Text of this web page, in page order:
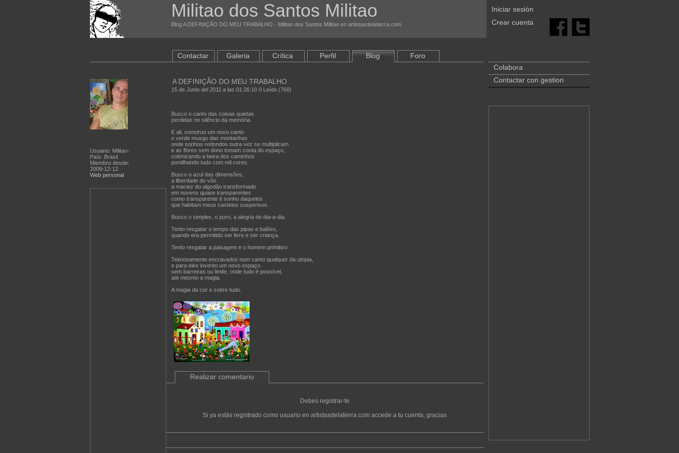
Militao dos Santos Militao
Blog A DEFINIÇÃO DO MEU TRABALHO - Militao dos Santos Militao en artistasdelatierra.com
Iniciar sesión
Crear cuenta
Usuario: Militao-
País: Brasil
Miembro desde:
2009-12-12
Web personal
Contactar Galeria Crítica Perfil Blog Foro
A DEFINIÇÃO DO MEU TRABALHO
15 de Junio del 2011 a las 01:26:10 0 Leído (768)
Busco o canto das coisas quietas
perdidas no silêncio da memória.
E ali, construo um novo canto
o verde musgo das montanhas
onde sonhos redondos outra vez se multiplicam
e as flores sem dono tomam conta do espaço,
colonizando a beira dos caminhos
pontilhando tudo com mil cores.
Busco o azul das dimensões,
a liberdade do vôo
a maciez do algodão transformado
em nuvens quase transparentes
como transparente é sonho daqueles
que habitam meus castelos suspensos.
Busco o simples, o puro, a alegria do dia-a-dia.
Tento resgatar o tempo das pipas e balões,
quando era permitido ser livre e ser criança.
Tento resgatar a paisagem e o homem primitivo
Teimosamente encravados num canto qualquer da utopia,
e para eles invento um novo espaço
sem barreiras ou limite, onde tudo é possível,
até mesmo a magia.
A magia da cor e sobre tudo.
Realizar comentario
Debes registrar-te
Si ya estás registrado como usuario en artistasdelatierra.com accede a tu cuenta, gracias
Colabora
Contactar con gestion